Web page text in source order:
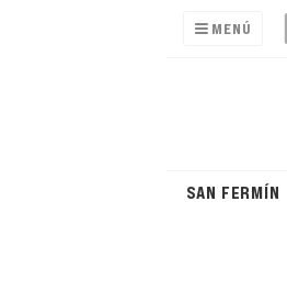
MENÚ
SAN FERMÍN